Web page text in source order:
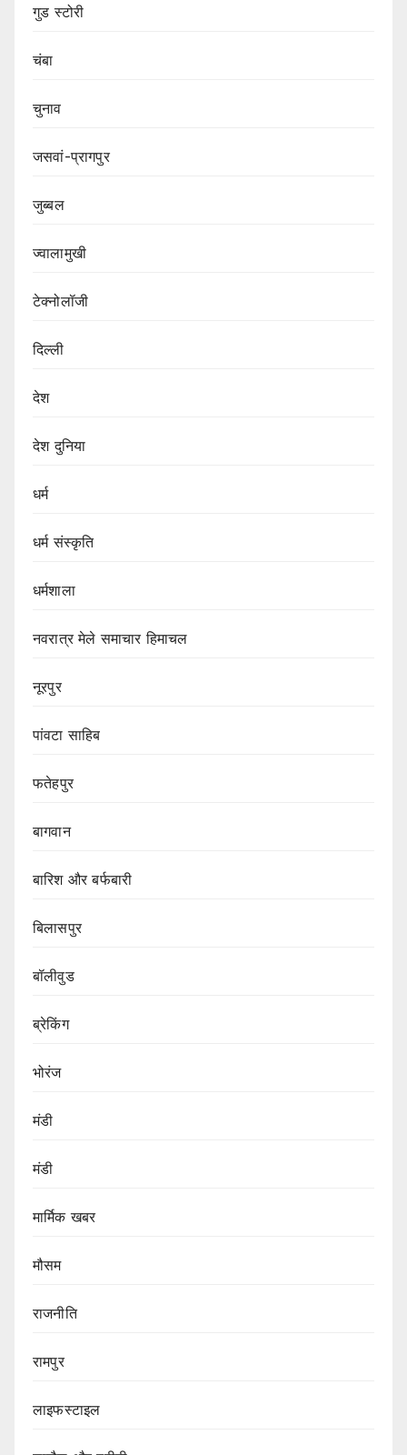
गुड स्टोरी
चंबा
चुनाव
जसवां-प्रागपुर
जुब्बल
ज्वालामुखी
टेक्नोलॉजी
दिल्ली
देश
देश दुनिया
धर्म
धर्म संस्कृति
धर्मशाला
नवरात्र मेले समाचार हिमाचल
नूरपुर
पांवटा साहिब
फतेहपुर
बागवान
बारिश और बर्फबारी
बिलासपुर
बॉलीवुड
ब्रेकिंग
भोरंज
मंडी
मंडी
मार्मिक खबर
मौसम
राजनीति
रामपुर
लाइफस्टाइल